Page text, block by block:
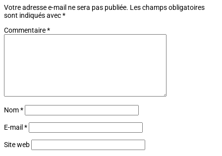
Votre adresse e-mail ne sera pas publiée. Les champs obligatoires
sont indiqués avec*
Commentaire*
Nom*
E-mail *
Site web